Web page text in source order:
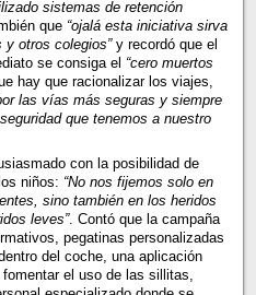
sistemas de retención
que “ojalá esta iniciativa sirva
otros colegios”y recordó que el
se consiga el “cero muertos
hay que racionalizar los viajes,
las vías más seguras y siempre
que tenemos a nuestro
con la posibilidad de
niños: “No nos fijemos solo en
sino también en los heridos
leves”. Contó que la campaña
pegatinas personalizadas
del coche, una aplicación
el uso de las sillitas,